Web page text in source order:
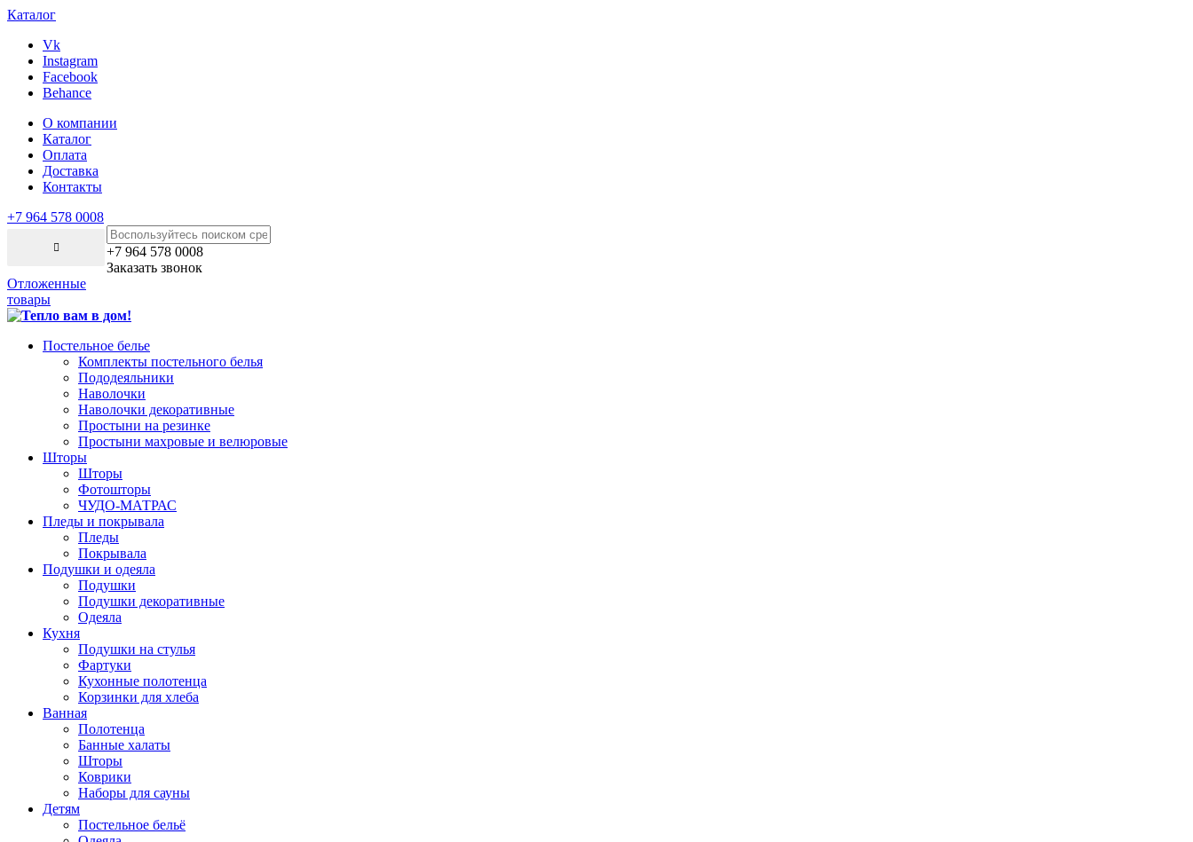
Каталог
Vk
Instagram
Facebook
Behance
О компании
Каталог
Оплата
Доставка
Контакты
+7 964 578 0008
+7 964 578 0008
Заказать звонок
Отложенные
товары
Постельное белье
Комплекты постельного белья
Пододеяльники
Наволочки
Наволочки декоративные
Простыни на резинке
Простыни махровые и велюровые
Шторы
Шторы
Фотошторы
ЧУДО-МАТРАС
Пледы и покрывала
Пледы
Покрывала
Подушки и одеяла
Подушки
Подушки декоративные
Одеяла
Кухня
Подушки на стулья
Фартуки
Кухонные полотенца
Корзинки для хлеба
Ванная
Полотенца
Банные халаты
Шторы
Коврики
Наборы для сауны
Детям
Постельное бельё